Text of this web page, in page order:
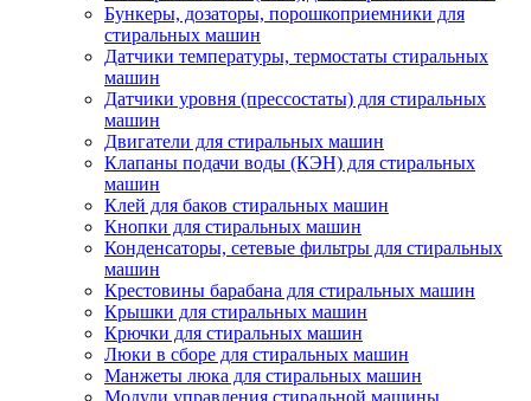
Бункеры, дозаторы, порошкоприемники для
стиральных машин
Датчики температуры, термостаты стиральных
машин
Датчики уровня (прессостаты) для стиральных
машин
Двигатели для стиральных машин
Клапаны подачи воды (КЭН) для стиральных
машин
Клей для баков стиральных машин
Кнопки для стиральных машин
Конденсаторы, сетевые фильтры для стиральных
машин
Крестовины барабана для стиральных машин
Крышки для стиральных машин
Крючки для стиральных машин
Люки в сборе для стиральных машин
Манжеты люка для стиральных машин
Модули управления стиральной машины